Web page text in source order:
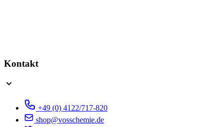
Kontakt
+49 (0) 4122/717-820
shop@vosschemie.de